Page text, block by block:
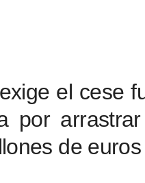
el cese
por
de